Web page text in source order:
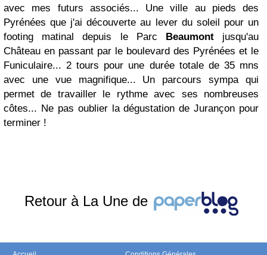
avec mes futurs associés... Une ville au pieds des
Pyrénées que j'ai découverte au lever du soleil pour un
footing matinal depuis le Parc Beaumontjusqu'au
Château en passant par le boulevard des Pyrénées et le
Funiculaire... 2 tours pour une durée totale de 35 mns
avec une vue magnifique... Un parcours sympa qui
permet de travailler le rythme avec ses nombreuses
côtes... Ne pas oublier la dégustation de Jurançon pour
terminer !
Retour à La Une de